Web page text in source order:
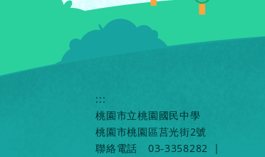
:::
桃園市立桃園國民中學
桃園市桃園區莒光街2號
聯絡電話
03-3358282
|